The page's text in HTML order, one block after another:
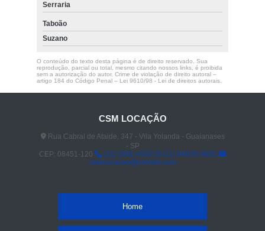
Serraria
Taboão
Suzano
O conteúdo do texto desta página é de direito reservado. Sua
reprodução, parcial ou total, mesmo citando nossos links, é proibida
sem a autorização do autor. Crime de violação de direito autoral –
artigo 184 do Código Penal – Lei 9610/98 - Lei de direitos autorais.
CSM LOCAÇÃO
Rua Cabral de Ataide, 347 - Vila Yolanda - Guaianases
- SP
CEP: 08451-120
(11) 2961-4592
(11) 94030-8081
celiolocacao@hotmail.com
Home